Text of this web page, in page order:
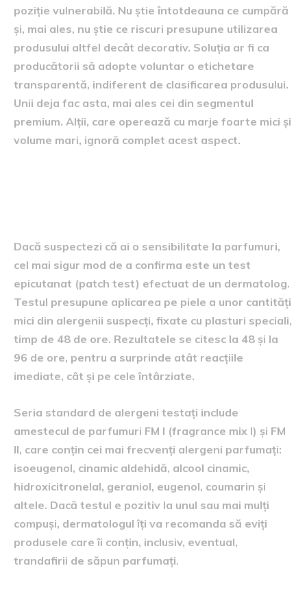
poziție vulnerabilă. Nu știe întotdeauna ce cumpără
și, mai ales, nu știe ce riscuri presupune utilizarea
produsului altfel decât decorativ. Soluția ar fi ca
producătorii să adopte voluntar o etichetare
transparentă, indiferent de clasificarea produsului.
Unii deja fac asta, mai ales cei din segmentul
premium. Alții, care operează cu marje foarte mici și
volume mari, ignoră complet acest aspect.
Dacă suspectezi că ai o sensibilitate la parfumuri,
cel mai sigur mod de a confirma este un test
epicutanat (patch test) efectuat de un dermatolog.
Testul presupune aplicarea pe piele a unor cantități
mici din alergenii suspecți, fixate cu plasturi speciali,
timp de 48 de ore. Rezultatele se citesc la 48 și la
96 de ore, pentru a surprinde atât reacțiile
imediate, cât și pe cele întârziate.
Seria standard de alergeni testați include
amestecul de parfumuri FM I (fragrance mix I) și FM
II, care conțin cei mai frecvenți alergeni parfumați:
isoeugenol, cinamic aldehidă, alcool cinamic,
hidroxicitronelal, geraniol, eugenol, coumarin și
altele. Dacă testul e pozitiv la unul sau mai mulți
compuși, dermatologul îți va recomanda să eviți
produsele care îi conțin, inclusiv, eventual,
trandafirii de săpun parfumați.